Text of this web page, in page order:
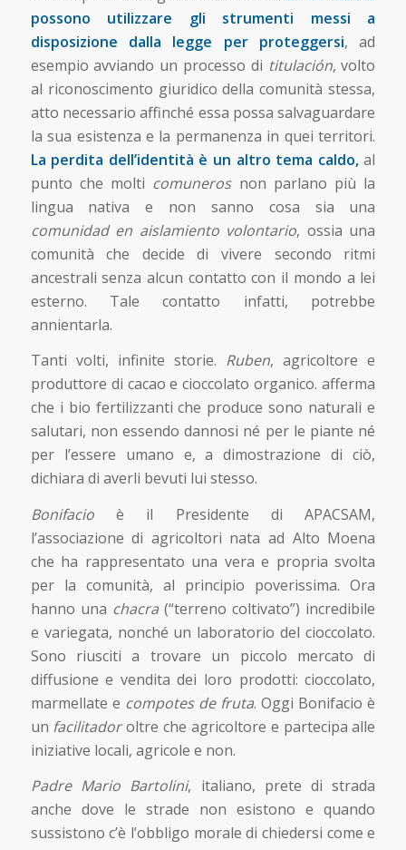
possono utilizzare gli strumenti messi a
disposizione dalla legge per proteggersi, ad
esempio avviando un processo di titulación, volto
al riconoscimento giuridico della comunità stessa,
atto necessario affinché essa possa salvaguardare
la sua esistenza e la permanenza in quei territori.
La perdita dell’identità è un altro tema caldo,al
punto che molti comunerosnon parlano più la
lingua nativa e non sanno cosa sia una
comunidad en aislamiento volontario, ossia una
comunità che decide di vivere secondo ritmi
ancestrali senza alcun contatto con il mondo a lei
esterno. Tale contatto infatti, potrebbe
annientarla.
Tanti volti, infinite storie. Ruben, agricoltore e
produttore di cacao e cioccolato organico. afferma
che i bio fertilizzanti che produce sono naturali e
salutari, non essendo dannosi né per le piante né
per l’essere umano e, a dimostrazione di ciò,
dichiara di averli bevuti lui stesso.
Bonifacioè il Presidente di APACSAM,
l’associazione di agricoltori nata ad Alto Moena
che ha rappresentato una vera e propria svolta
per la comunità, al principio poverissima. Ora
hanno una chacra(“terreno coltivato”) incredibile
e variegata, nonché un laboratorio del cioccolato.
Sono riusciti a trovare un piccolo mercato di
diffusione e vendita dei loro prodotti: cioccolato,
marmellate e compotes de fruta. Oggi Bonifacio è
un facilitadoroltre che agricoltore e partecipa alle
iniziative locali, agricole e non.
Padre Mario Bartolini, italiano, prete di strada
anche dove le strade non esistono e quando
sussistono c’è l’obbligo morale di chiedersi come e